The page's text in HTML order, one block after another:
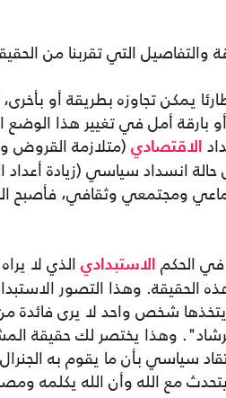
والتفاصيل التي تقربنا من
يمكن تجاوزه بطريقة أو بأخرى،
أمل في تغيير هذا الوضع
الاقتصادي (متلازمة القروض
حالة انسداد سياسي (زيادة
ومجتمعي وثقافي،
الحكم
الاستبدادي الذي لا
هذه الحقيقة. وهذا التصور
يتخذها شخص واحد لا يرى فائدة
وهذا يختصر لك حقيقة
سياسي بأن ما يقوم به
مع الله وأن الله يكلمه